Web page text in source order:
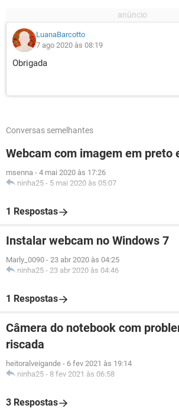
LuanaBarcotto
7 ago 2020 às 08:19
Obrigada
Conversas semelhantes
Webcam com imagem em preto
msenna - 4 mai 2020 às 17:26
ninha25 - 5 mai 2020 às 05:07
1 Respostas
Instalar webcam no Windows 7
Marly_0090 - 23 abr 2020 às 04:25
ninha25 - 23 abr 2020 às 04:46
1 Respostas
Câmera do notebook com
riscada
heitoralveigande - 6 fev 2021 às 19:14
ninha25 - 8 fev 2021 às 06:58
3 Respostas